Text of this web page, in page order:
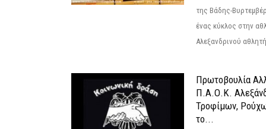
της Βάδης-
ένας κύκλος στην
Αλεξανδρινού
Πρωτοβουλία
Π.Α.Ο.Κ.
Τροφίμων,
το...